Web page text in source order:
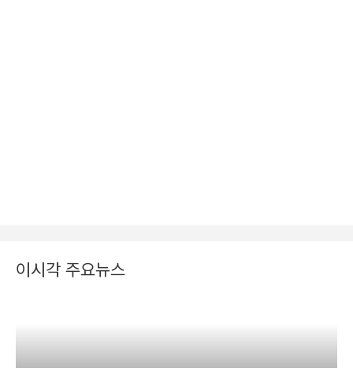
이시각 주요뉴스